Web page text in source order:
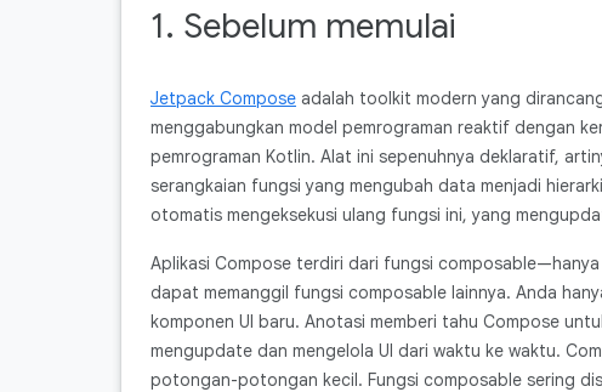
1. Sebelum memulai
Jetpack Compose adalah toolkit modern yang
menggabungkan model pemrograman reaktif dengan
pemrograman Kotlin. Alat ini sepenuhnya deklaratif,
serangkaian fungsi yang mengubah data menjadi
otomatis mengeksekusi ulang fungsi ini, yang
Aplikasi Compose terdiri dari fungsi
dapat memanggil fungsi composable lainnya. Anda
komponen UI baru. Anotasi memberi tahu Compose
mengupdate dan mengelola UI dari waktu ke waktu.
potongan-potongan kecil. Fungsi composable sering